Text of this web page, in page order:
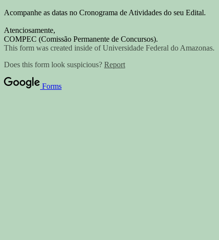
Acompanhe as datas no Cronograma de Atividades do seu Edital.
Atenciosamente,
COMPEC (Comissão Permanente de Concursos).
This form was created inside of Universidade Federal do Amazonas.
Does this form look suspicious? Report
Forms